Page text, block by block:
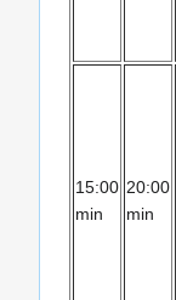
15:00
min
20:00
min